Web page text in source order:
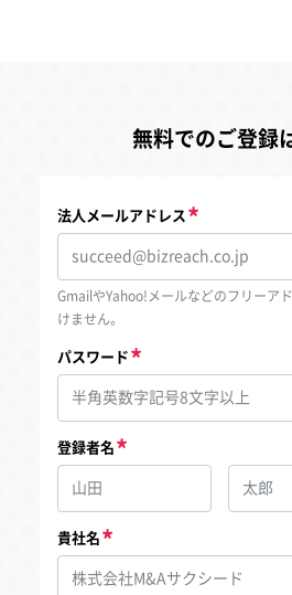
無料でのご登録
法人メールアドレス
GmailやYahoo!メールなどのフリーア
けません。
パスワード
登録者名
貴社名